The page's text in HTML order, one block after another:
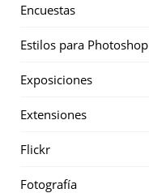
Encuestas
Estilos para Photoshop
Exposiciones
Extensiones
Flickr
Fotografía